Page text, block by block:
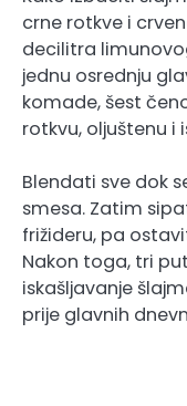
crne rotkve i
decilitra
jednu osrednju
komade, šest
rotkvu, oljuštenu i
Blendati sve dok
smesa. Zatim
frižideru, pa
Nakon toga, tri
iskašljavanje
prije glavnih